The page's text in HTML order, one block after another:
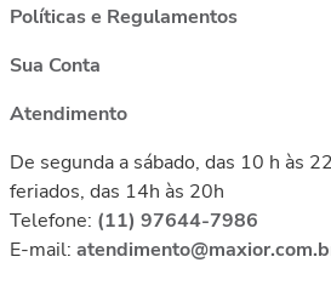
Políticas e Regulamentos
Sua Conta
Atendimento
De segunda a sábado, das 10 h às
feriados, das 14h às 20h
Telefone: (11) 97644-7986
E-mail: